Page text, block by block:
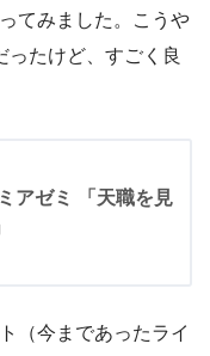
てみました。こうや
ったけど、すごく良
アゼミ 「天職を見
（今まであったライ